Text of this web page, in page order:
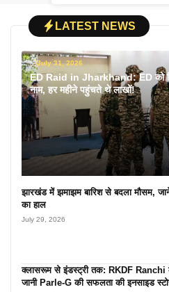
LATEST NEWS
July 31, 2026
ED Raid in Jharkhand: ED को
नाम, हर महीने पहुंचते थे लाखों!
झारखंड में झमाझम बारिश से बदला मौसम,
का हाल
July 29, 2026
क्लासरूम से इंडस्ट्री तक: RKDF Ranchi
जानी Parle-G की सफलता की इनसाइड